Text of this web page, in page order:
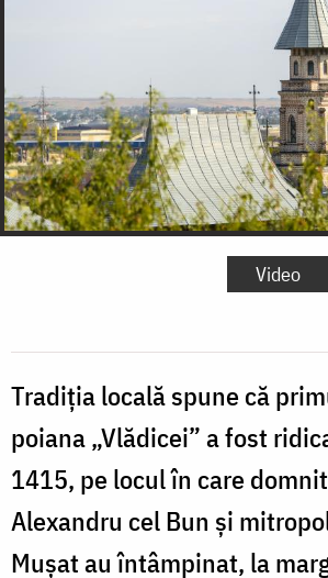
Video
Tradiția locală spune că
poiana „Vlădicei” a fost
1415, pe locul în care
Alexandru cel Bun și
Mușat au întâmpinat, la